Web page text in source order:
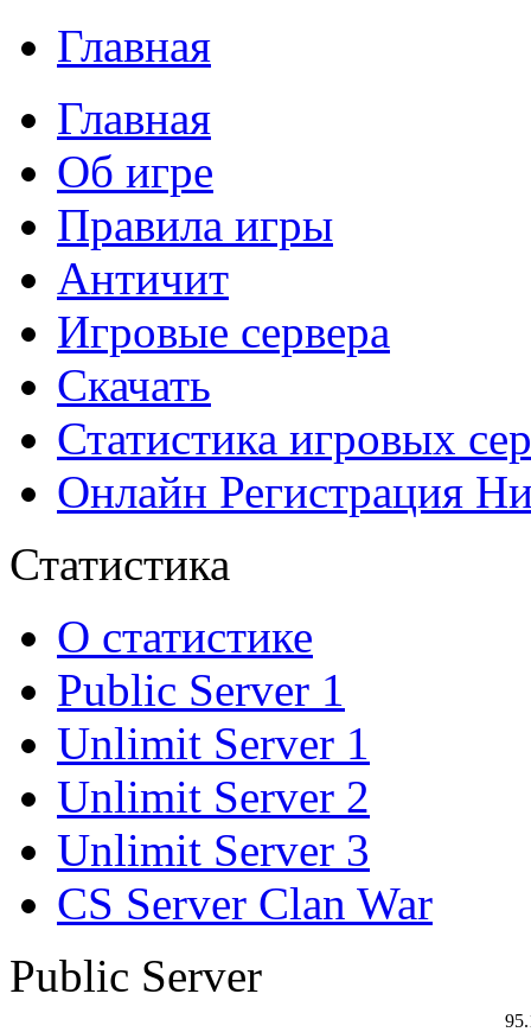
Главная
Главная
Об игре
Правила игры
Античит
Игровые сервера
Скачать
Статистика игровых
Онлайн Регистрация
Статистика
О статистике
Public Server 1
Unlimit Server 1
Unlimit Server 2
Unlimit Server 3
CS Server Clan War
Public Server